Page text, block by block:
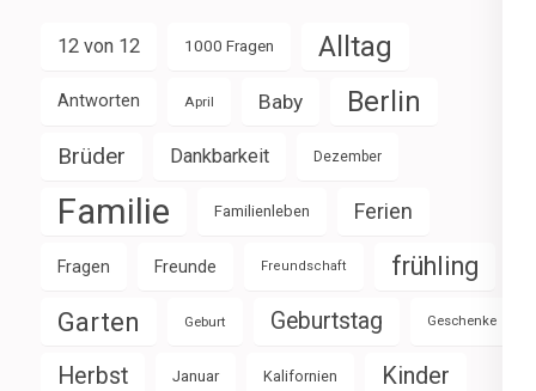
12 von 12 1000 Fragen Alltag
Antworten April Baby Berlin
Brüder Dankbarkeit Dezember
Familie Familienleben Ferien
Fragen Freunde Freundschaft frühling
Garten Geburt Geburtstag Geschenke
Herbst Januar Kalifornien Kinder